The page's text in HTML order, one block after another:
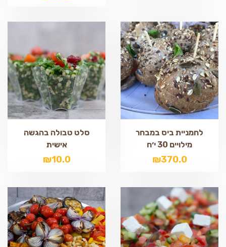
לחמניית ביס במבחר
מילויים 30 י׳ח
₪370.0
סלט טבולה בהגשה
אישית
₪10.0